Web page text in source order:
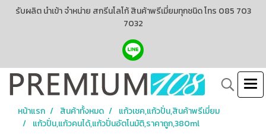
รับผลิต นำเข้า จำหน่าย สกรีนโลโก้ สินค้าพรีเมี่ยมทุกชนิด โทร 085 703
7032
หน้าแรก สินค้าทั้งหมด
แก้วเชค,แก้วปั่น,สินค้าพรีเมี่ยม
แก้วปั่น,แก้วคนได้,แก้วปั่นอัตโนมัติ,ราคาถูก,380ml